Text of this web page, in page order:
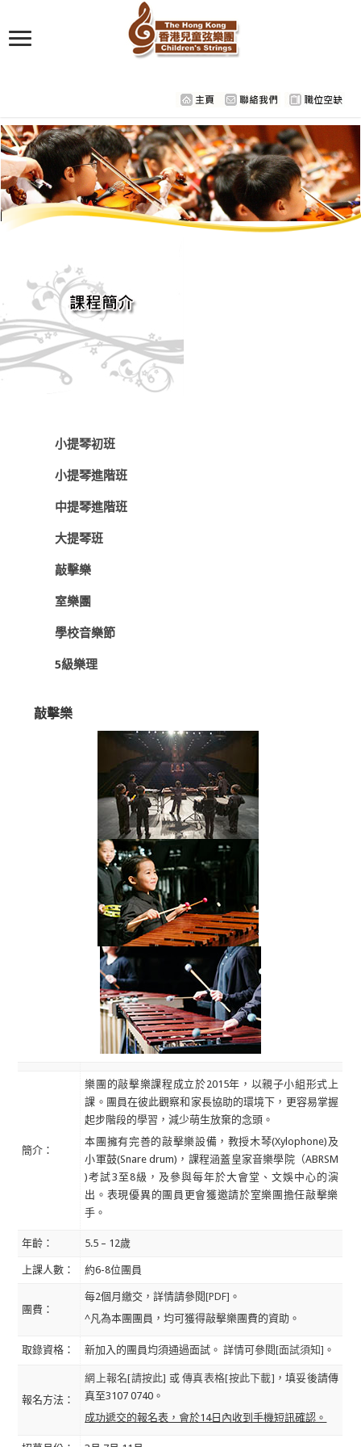
小提琴初班
小提琴進階班
中提琴進階班
大提琴班
敲擊樂
室樂團
學校音樂節
5級樂理
敲擊樂
簡介：
樂團的敲擊樂課程成立於2015年，以親子小組形式上
課。 團員在彼此觀察和家長協助的環境下，更容易掌握
起步階段的學習，減少萌生放棄的念頭。
本團擁有完善的敲擊樂設備，教授木琴(Xylophone)及
小軍鼓(Snare drum)，課程涵蓋皇家音樂學院（ABRSM
)考試3至8級，及參與每年於大會堂、文娛中心的演
出。表現優異的團員更會獲邀請於室樂團擔任敲擊樂
手。
年齡： 5.5 – 12歲
上課人數： 約6-8位團員
團費：
每2個月繳交，詳情請參閱[PDF] 。
^凡為本團團員，均可獲得敲擊樂團費的資助。
取錄資格： 新加入的團員均須通過面試。 詳情可參閱[面試須知] 。
報名方法：
網上報名[請按此] 或傳真表格[按此下載] ，填妥後請傳
真至3107 0740。
成功遞交的報名表，會於14日內收到手機短訊確認。